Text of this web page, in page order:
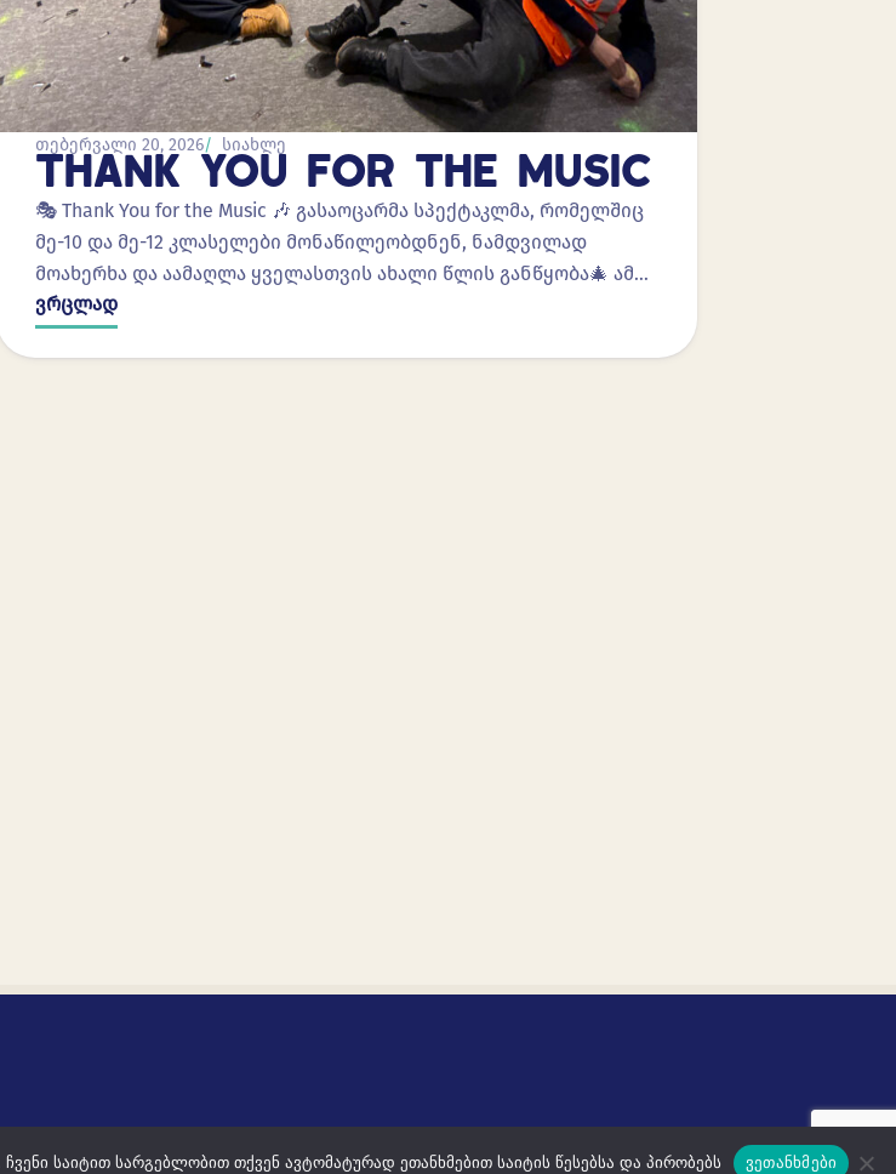
თებერვალი 20, 2026 სიახლე
THANK YOU FOR THE MUSIC
🎭 Thank You for the Music 🎶 გასაოცარმა სპექტაკლმა, რომელშიც
მე-10 და მე-12 კლასელები მონაწილეობდნენ, ნამდვილად
მოახერხა და აამაღლა ყველასთვის ახალი წლის განწყობა🎄 ამ…
ვრცლად
საიტით სარგებლობით თქვენ ავტომატურად ეთანხმებით საიტის წესებსა და პირობებს ვეთანხმები